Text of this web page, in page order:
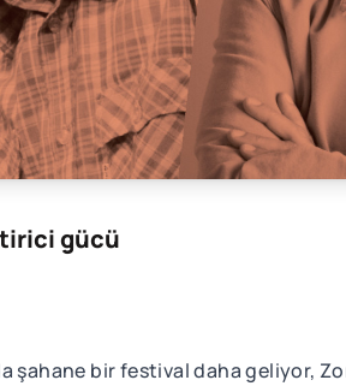
gücü
şahane bir festival daha geliyor,